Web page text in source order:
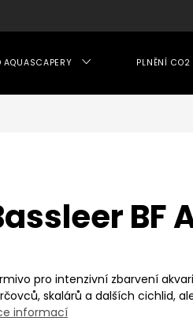
AQUASCAPERY PLNĚNÍ CO2
BF
pro intenzivní zbarvení
skalárů a dalších cichlid,
informací